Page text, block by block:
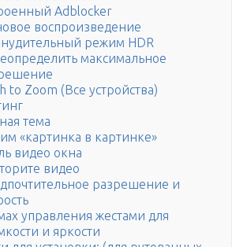
Adblocker
воспроизведение
режим HDR
максимальное
to Zoom (Все устройства)
тема
«картинка в картинке»
видео окна
видео
разрешение и
управления жестами для
и яркости